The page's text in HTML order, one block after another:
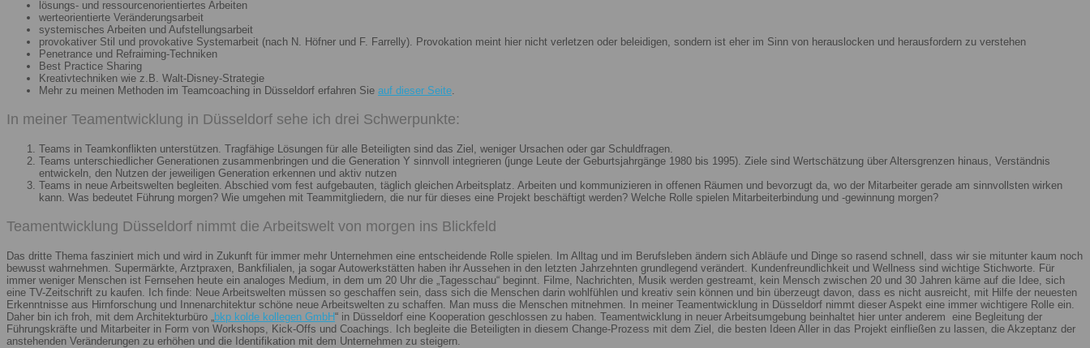
lösungs- und ressourcenorientiertes Arbeiten
werteorientierte Veränderungsarbeit
systemisches Arbeiten und Aufstellungsarbeit
provokativer Stil und provokative Systemarbeit (nach N. Höfner und F. Farrelly). Provokation meint hier nicht verletzen oder beleidigen, sondern ist eher im Sinn von herauslocken und herausfordern zu verstehen
Penetrance und Refraiming-Techniken
Best Practice Sharing
Kreativtechniken wie z.B. Walt-Disney-Strategie
Mehr zu meinen Methoden im Teamcoaching in Düsseldorf erfahren Sie auf dieser Seite.
In meiner Teamentwicklung in Düsseldorf sehe ich drei Schwerpunkte:
Teams in Teamkonflikten unterstützen. Tragfähige Lösungen für alle Beteiligten sind das Ziel, weniger Ursachen oder gar Schuldfragen.
Teams unterschiedlicher Generationen zusammenbringen und die Generation Y sinnvoll integrieren (junge Leute der Geburtsjahrgänge 1980 bis 1995). Ziele sind Wertschätzung über Altersgrenzen hinaus, Verständnis
entwickeln, den Nutzen der jeweiligen Generation erkennen und aktiv nutzen
Teams in neue Arbeitswelten begleiten. Abschied vom fest aufgebauten, täglich gleichen Arbeitsplatz. Arbeiten und kommunizieren in offenen Räumen und bevorzugt da, wo der Mitarbeiter gerade am sinnvollsten wirken
kann. Was bedeutet Führung morgen? Wie umgehen mit Teammitgliedern, die nur für dieses eine Projekt beschäftigt werden? Welche Rolle spielen Mitarbeiterbindung und -gewinnung morgen?
Teamentwicklung Düsseldorf nimmt die Arbeitswelt von morgen ins Blickfeld
Das dritte Thema fasziniert mich und wird in Zukunft für immer mehr Unternehmen eine entscheidende Rolle spielen. Im Alltag und im Berufsleben ändern sich Abläufe und Dinge so rasend schnell, dass wir sie mitunter kaum noch
bewusst wahrnehmen. Supermärkte, Arztpraxen, Bankfilialen, ja sogar Autowerkstätten haben ihr Aussehen in den letzten Jahrzehnten grundlegend verändert. Kundenfreundlichkeit und Wellness sind wichtige Stichworte. Für
immer weniger Menschen ist Fernsehen heute ein analoges Medium, in dem um 20 Uhr die „Tagesschau“ beginnt. Filme, Nachrichten, Musik werden gestreamt, kein Mensch zwischen 20 und 30 Jahren käme auf die Idee, sich
eine TV-Zeitschrift zu kaufen. Ich finde: Neue Arbeitswelten müssen so geschaffen sein, dass sich die Menschen darin wohlfühlen und kreativ sein können und bin überzeugt davon, dass es nicht ausreicht, mit Hilfe der neuesten
Erkenntnisse aus Hirnforschung und Innenarchitektur schöne neue Arbeitswelten zu schaffen. Man muss die Menschen mitnehmen. In meiner Teamentwicklung in Düsseldorf nimmt dieser Aspekt eine immer wichtigere Rolle ein.
Daher bin ich froh, mit dem Architekturbüro „bkp kolde kollegen GmbH“ in Düsseldorf eine Kooperation geschlossen zu haben. Teamentwicklung in neuer Arbeitsumgebung beinhaltet hier unter anderem eine Begleitung der
Führungskräfte und Mitarbeiter in Form von Workshops, Kick-Offs und Coachings. Ich begleite die Beteiligten in diesem Change-Prozess mit dem Ziel, die besten Ideen Aller in das Projekt einfließen zu lassen, die Akzeptanz der
anstehenden Veränderungen zu erhöhen und die Identifikation mit dem Unternehmen zu steigern.